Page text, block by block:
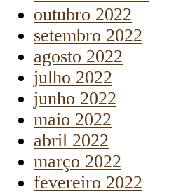
outubro 2022
setembro 2022
agosto 2022
julho 2022
junho 2022
maio 2022
abril 2022
março 2022
fevereiro 2022